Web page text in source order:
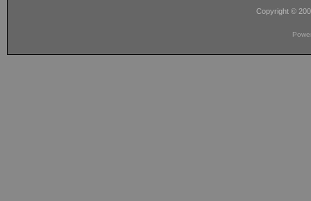
Copyright ©